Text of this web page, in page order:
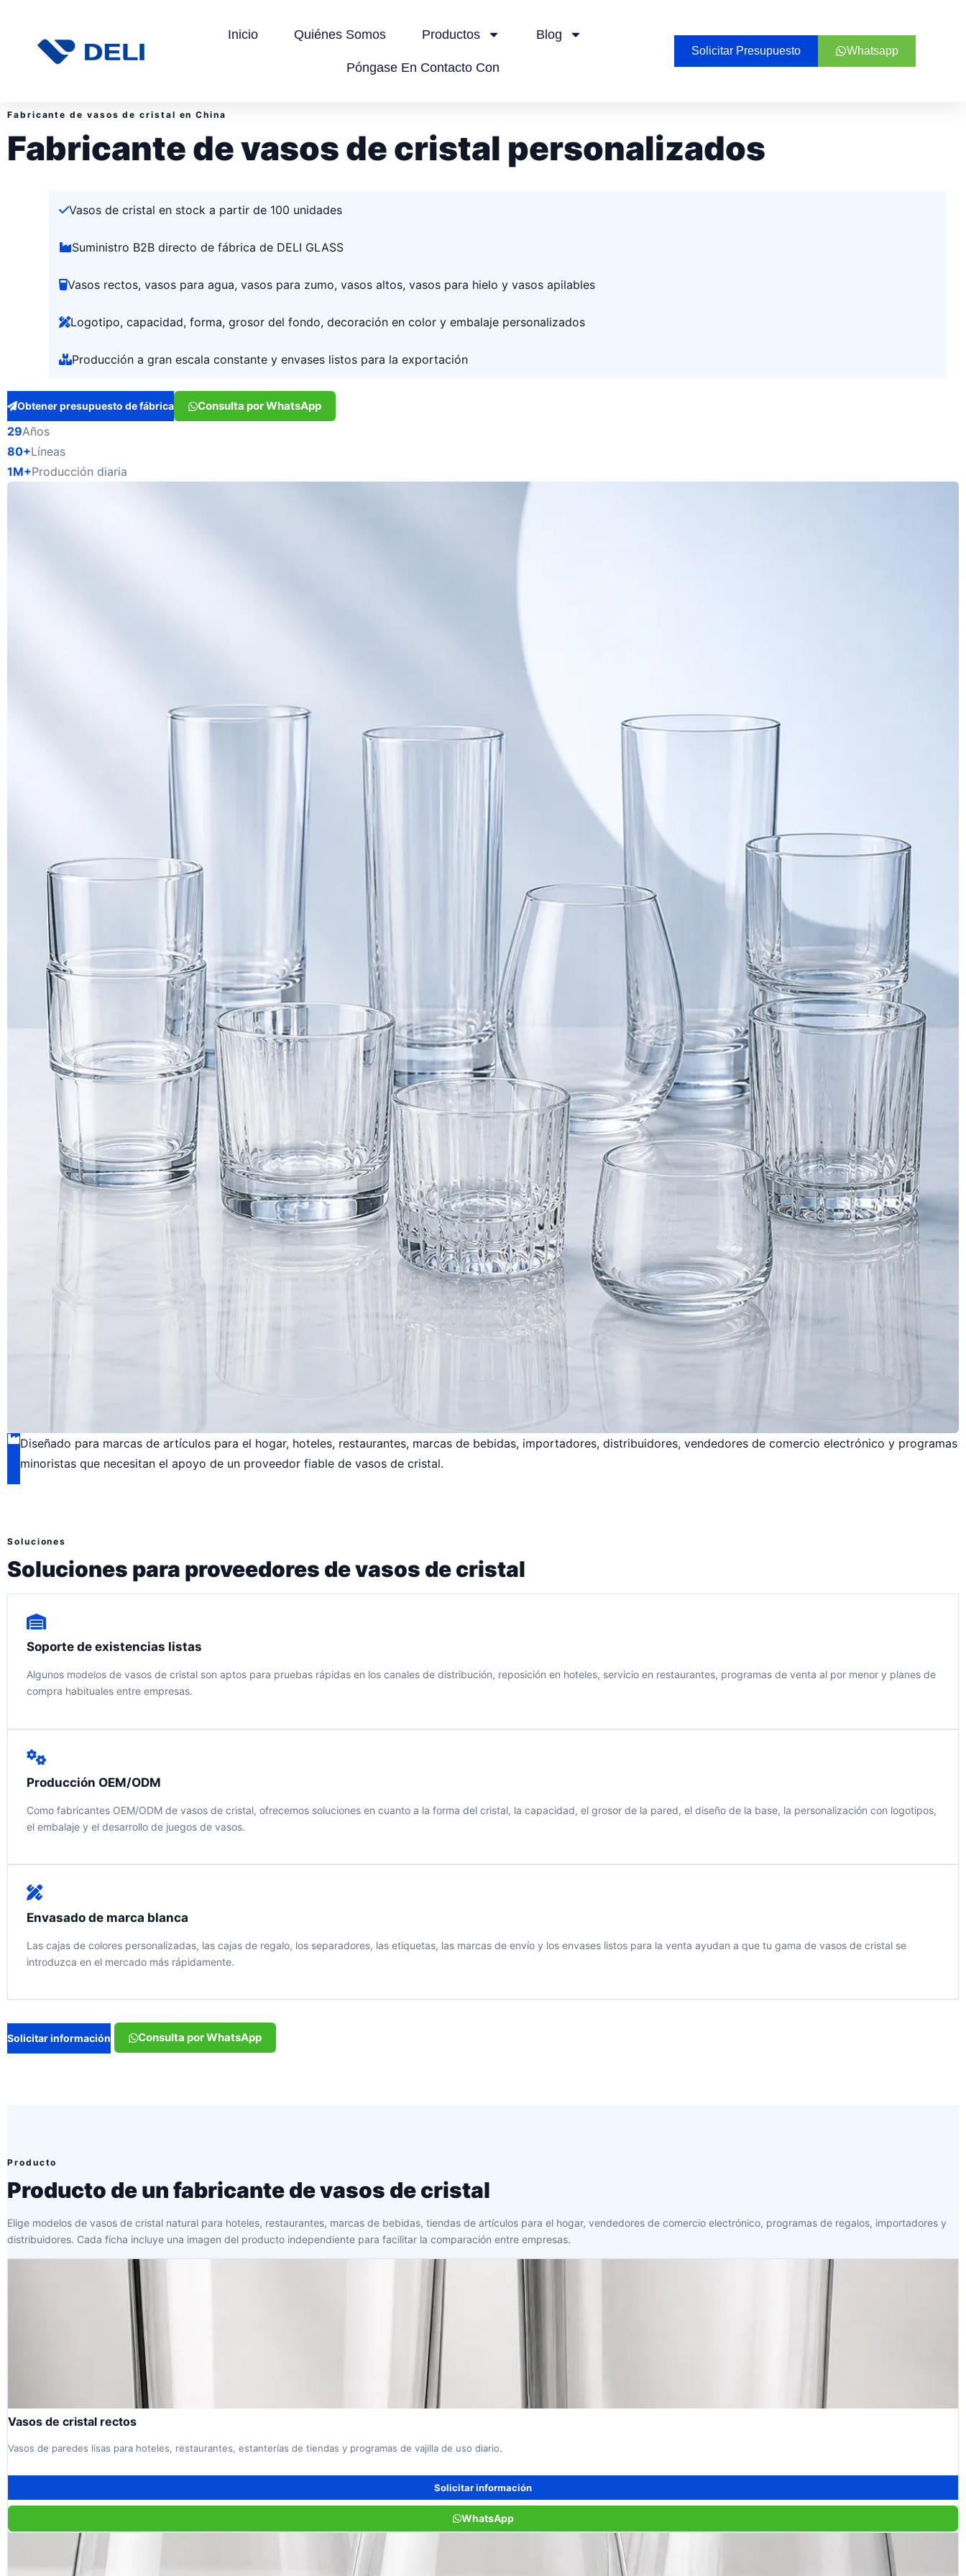
Inicio Quiénes Somos Productos Blog
Póngase En Contacto Con
Solicitar Presupuesto Whatsapp
Fabricante de vasos de cristal en China
Fabricante de vasos de cristal personalizados
Vasos de cristal en stock a partir de 100 unidades
Suministro B2B directo de fábrica de DELI GLASS
Vasos rectos, vasos para agua, vasos para zumo, vasos altos, vasos para hielo y vasos apilables
Logotipo, capacidad, forma, grosor del fondo, decoración en color y embalaje personalizados
Producción a gran escala constante y envases listos para la exportación
Obtener presupuesto de fábrica Consulta por WhatsApp
29Años
80+Líneas
1M+Producción diaria
Diseñado para marcas de artículos para el hogar, hoteles, restaurantes, marcas de bebidas, importadores, distribuidores, vendedores de comercio electrónico y programas
minoristas que necesitan el apoyo de un proveedor fiable de vasos de cristal.
Soluciones
Soluciones para proveedores de vasos de cristal
Soporte de existencias listas
Algunos modelos de vasos de cristal son aptos para pruebas rápidas en los canales de distribución, reposición en hoteles, servicio en restaurantes, programas de venta al por menor y planes de
compra habituales entre empresas.
Producción OEM/ODM
Como fabricantes OEM/ODM de vasos de cristal, ofrecemos soluciones en cuanto a la forma del cristal, la capacidad, el grosor de la pared, el diseño de la base, la personalización con logotipos,
el embalaje y el desarrollo de juegos de vasos.
Envasado de marca blanca
Las cajas de colores personalizadas, las cajas de regalo, los separadores, las etiquetas, las marcas de envío y los envases listos para la venta ayudan a que tu gama de vasos de cristal se
introduzca en el mercado más rápidamente.
Solicitar información Consulta por WhatsApp
Producto
Producto de un fabricante de vasos de cristal
Elige modelos de vasos de cristal natural para hoteles, restaurantes, marcas de bebidas, tiendas de artículos para el hogar, vendedores de comercio electrónico, programas de regalos, importadores y
distribuidores. Cada ficha incluye una imagen del producto independiente para facilitar la comparación entre empresas.
Vasos de cristal rectos
Vasos de paredes lisas para hoteles, restaurantes, estanterías de tiendas y programas de vajilla de uso diario.
Solicitar información
WhatsApp